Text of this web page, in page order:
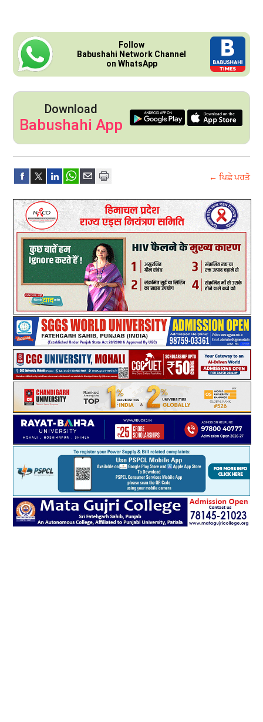
Follow
Babushahi Network Channel
on WhatsApp
Download
Babushahi App
← ਪਿਛੇ ਪਰਤੋ